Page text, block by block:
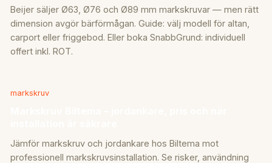
Beijer säljer Ø63, Ø76 och Ø89 mm markskruvar — men rätt
dimension avgör bärförmågan. Guide: välj modell för altan,
carport eller friggebod. Eller boka SnabbGrund: individuell
offert inkl. ROT.
markskruv
Jämför markskruv och jordankare hos Biltema mot
professionell markskruvsinstallation. Se risker, användning